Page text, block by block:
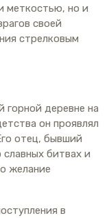
меткостью, но и
своей
стрелковым
горной деревне на
он проявлял
отец, бывший
битвах и
желание
в